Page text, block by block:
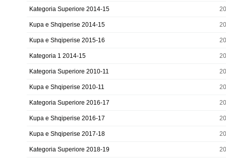
Kategoria Superiore 2014-15
Kupa e Shqiperise 2014-15
Kupa e Shqiperise 2015-16
Kategoria 1 2014-15
Kategoria Superiore 2010-11
Kupa e Shqiperise 2010-11
Kategoria Superiore 2016-17
Kupa e Shqiperise 2016-17
Kupa e Shqiperise 2017-18
Kategoria Superiore 2018-19